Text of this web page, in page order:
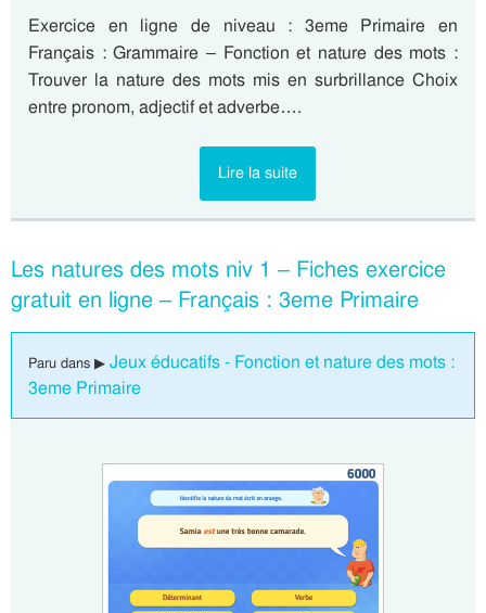
Exercice en ligne de niveau : 3eme Primaire en
Français : Grammaire – Fonction et nature des mots :
Trouver la nature des mots mis en surbrillance Choix
entre pronom, adjectif et adverbe….
Lire la suite
Les natures des mots niv 1 – Fiches exercice
gratuit en ligne – Français : 3eme Primaire
Paru dans ▶ Jeux éducatifs - Fonction et nature des mots :
3eme Primaire